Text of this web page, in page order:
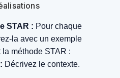
STAR : Pour chaque
la avec un exemple
méthode STAR :
Décrivez le contexte.